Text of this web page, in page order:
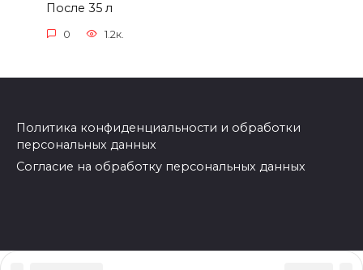
После 35 л
0 1.2к.
Политика конфиденциальности и обработки
персональных данных
Согласие на обработку персональных данных